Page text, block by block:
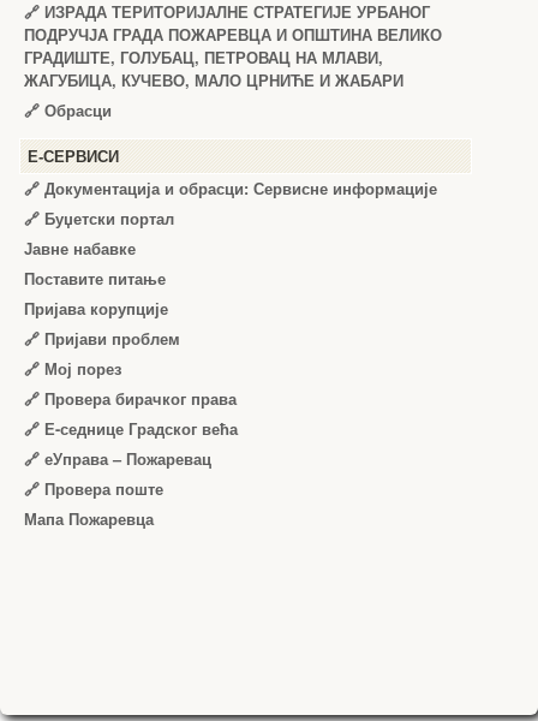
🔗 ИЗРАДА ТЕРИТОРИЈАЛНЕ СТРАТЕГИЈЕ УРБАНОГ
ПОДРУЧЈА ГРАДА ПОЖАРЕВЦА И ОПШТИНА ВЕЛИКО
ГРАДИШТЕ, ГОЛУБАЦ, ПЕТРОВАЦ НА МЛАВИ,
ЖАГУБИЦА, КУЧЕВО, МАЛО ЦРНИЋЕ И ЖАБАРИ
🔗 Обрасци
Е-СЕРВИСИ
🔗 Документација и обрасци: Сервисне информације
🔗 Буџетски портал
Јавне набавке
Поставите питање
Пријава корупције
🔗 Пријави проблем
🔗 Мој порез
🔗 Провера бирачког права
🔗 Е-седнице Градског већа
🔗 еУправа – Пожаревац
🔗 Провера поште
Мапа Пожаревца